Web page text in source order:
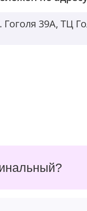
Гоголя 39А, ТЦ